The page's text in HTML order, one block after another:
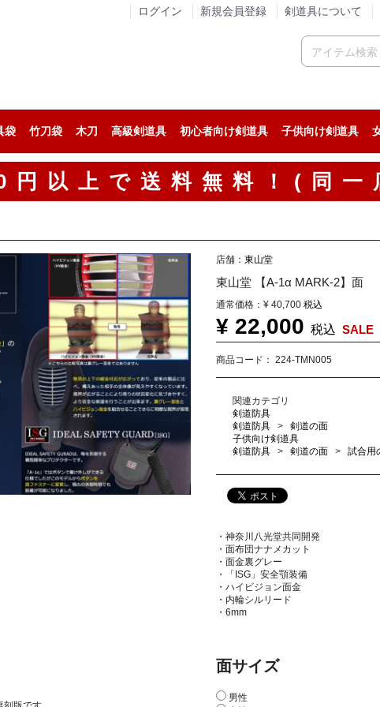
ログイン 新規会員登録 剣道具について
人気の剣道防具セット
稽古用の剣道防具セット
試合用の剣道防具セット
人気の面
稽古用の面
試合用の面
人気の小手
稽古用の小手
試合用の小手
カスタム胴
人気の垂
稽古用の垂
試合用の垂 人気の剣道着
ジャージ系剣道着
綿道着
人気の袴
稽古用の剣道袴
綿袴
竹刀
型）
型）
型）
型）
型）
袋 竹刀袋 木刀 高級剣道具 初心者向け剣道具 子供向け剣道具
以上で送料無料！(同一
店舗： 東山堂
東山堂 【A-1α MARK-2】面
通常価格： ¥ 40,700 税込
¥ 22,000 税込 SALE
商品コード： 224-TMN005
関連カテゴリ
剣道防具
剣道防具
剣道の面
子供向け剣道具
剣道防具
剣道の面 試合用
・神奈川八光堂共同開発
・面布団ナナメカット
・面金裏グレー
・「ISG」安全顎装備
・ハイビジョン面金
・内輪シルリード
・6mm
面サイズ
男性